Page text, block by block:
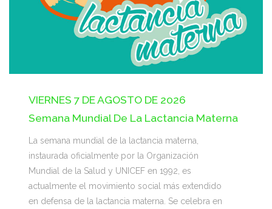
VIERNES 7 DE AGOSTO DE 2026
Semana Mundial De La Lactancia Materna
La semana mundial de la lactancia materna,
instaurada oficialmente por la Organización
Mundial de la Salud y UNICEF en 1992, es
actualmente el movimiento social más extendido
en defensa de la lactancia materna. Se celebra en